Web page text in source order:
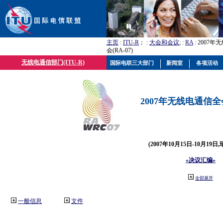
主页 : ITU-R ； : 大会和会议; : RA: 2007年
会(RA-07)
无线电通信部门(ITU-R)
2007年无线电通信
(2007年10月15日-10月19日,
«决议汇编»
全部展开
一般信息 文件
国际电联三大部门 新闻室 各项活动